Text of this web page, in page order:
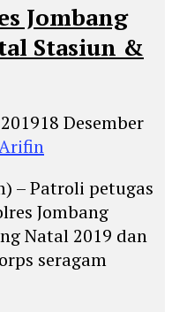
Jombang
Stasiun &
18 Desember
– Patroli petugas
Jombang
Natal 2019 dan
seragam